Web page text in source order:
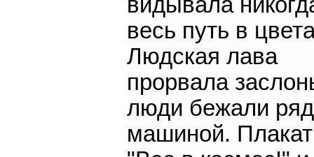
весь путь в
Людская лава
прорвала
люди бежали
машиной.